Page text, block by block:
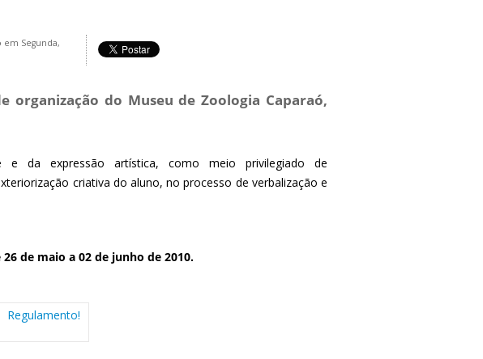
em Segunda,
organização do Museu de Zoologia Caparaó,
da expressão artística, como meio privilegiado de
criativa do aluno, no processo de verbalização e
de maio a 02 de junho de 2010.
Regulamento!